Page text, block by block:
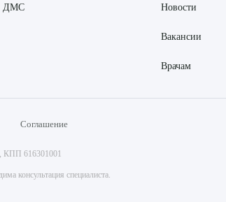
ДМС Новости
Вакансии
Врачам
Соглашение
КПП 616301001
консультация специалиста.